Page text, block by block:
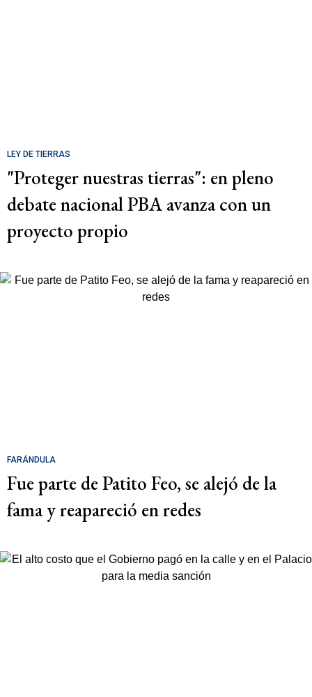
LEY DE TIERRAS
"Proteger nuestras tierras": en pleno
debate nacional PBA avanza con un
proyecto propio
FARÁNDULA
Fue parte de Patito Feo, se alejó de la
fama y reapareció en redes